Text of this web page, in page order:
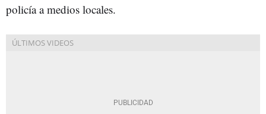
policía a medios locales.